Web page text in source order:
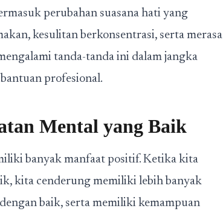
perubahan suasana hati yang
kesulitan berkonsentrasi, serta merasa
tanda-tanda ini dalam jangka
profesional.
Mental yang Baik
banyak manfaat positif. Ketika kita
kita cenderung memiliki lebih banyak
baik, serta memiliki kemampuan